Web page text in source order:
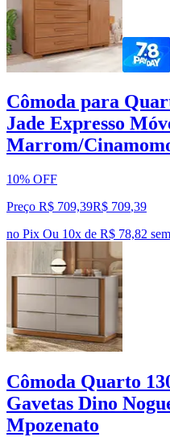
Cômoda para
Jade Expresso
Marrom/
10% OFF
Preço R$ 709,39R$ 709,39
no Pix Ou 10x de R$ 78,82
Cômoda Quarto
Gavetas Dino
Mpozenato